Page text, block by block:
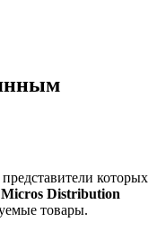
которых
Micros Distribution
товары.